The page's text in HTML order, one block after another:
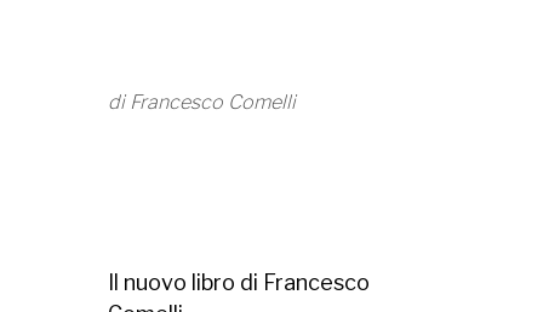
di Francesco Comelli
Il nuovo libro di Francesco